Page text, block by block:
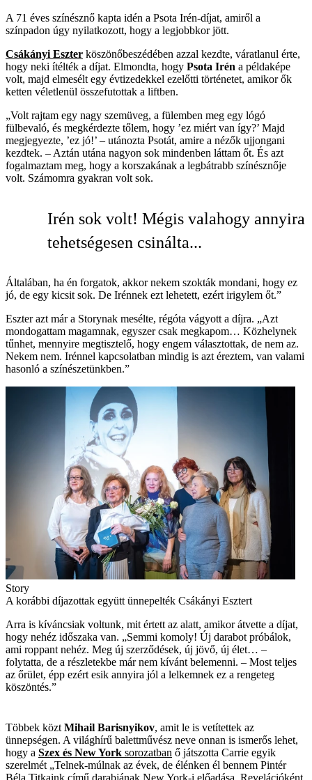
A 71 éves színésznő kapta idén a Psota Irén-díjat, amiről a
színpadon úgy nyilatkozott, hogy a legjobbkor jött.
Csákányi Eszter köszönőbeszédében azzal kezdte, váratlanul érte,
hogy neki ítélték a díjat. Elmondta, hogy Psota Irén a példaképe
volt, majd elmesélt egy évtizedekkel ezelőtti történetet, amikor ők
ketten véletlenül összefutottak a liftben.
„Volt rajtam egy nagy szemüveg, a fülemben meg egy lógó
fülbevaló, és megkérdezte tőlem, hogy ’ez miért van így?’ Majd
megjegyezte, ’ez jó!’ – utánozta Psotát, amire a nézők ujjongani
kezdtek. – Aztán utána nagyon sok mindenben láttam őt. És azt
fogalmaztam meg, hogy a korszakának a legbátrabb színésznője
volt. Számomra gyakran volt sok.
Irén sok volt! Mégis valahogy annyira
tehetségesen csinálta...
Általában, ha én forgatok, akkor nekem szokták mondani, hogy ez
jó, de egy kicsit sok. De Irénnek ezt lehetett, ezért irigylem őt.”
Eszter azt már a Storynak mesélte, régóta vágyott a díjra. „Azt
mondogattam magamnak, egyszer csak megkapom… Közhelynek
tűnhet, mennyire megtisztelő, hogy engem választottak, de nem az.
Nekem nem. Irénnel kapcsolatban mindig is azt éreztem, van valami
hasonló a színészetünkben.”
Story
A korábbi díjazottak együtt ünnepelték Csákányi Esztert
Arra is kíváncsiak voltunk, mit értett az alatt, amikor átvette a díjat,
hogy nehéz időszaka van. „Semmi komoly! Új darabot próbálok,
ami roppant nehéz. Meg új szerződések, új jövő, új élet… –
folytatta, de a részletekbe már nem kívánt belemenni. – Most teljes
az őrület, épp ezért esik annyira jól a lelkemnek ez a rengeteg
köszöntés.”
Többek közt Mihail Barisnyikov, amit le is vetítettek az
ünnepségen. A világhírű balettművész neve onnan is ismerős lehet,
hogy a Szex és New York sorozatban ő játszotta Carrie egyik
szerelmét „Telnek-múlnak az évek, de élénken él bennem Pintér
Béla Titkaink című darabjának New York-i előadása. Revelációként